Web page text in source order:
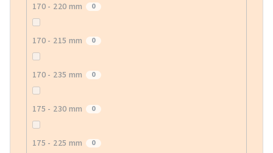
170 - 220 mm 0
170 - 215 mm 0
170 - 235 mm 0
175 - 230 mm 0
175 - 225 mm 0